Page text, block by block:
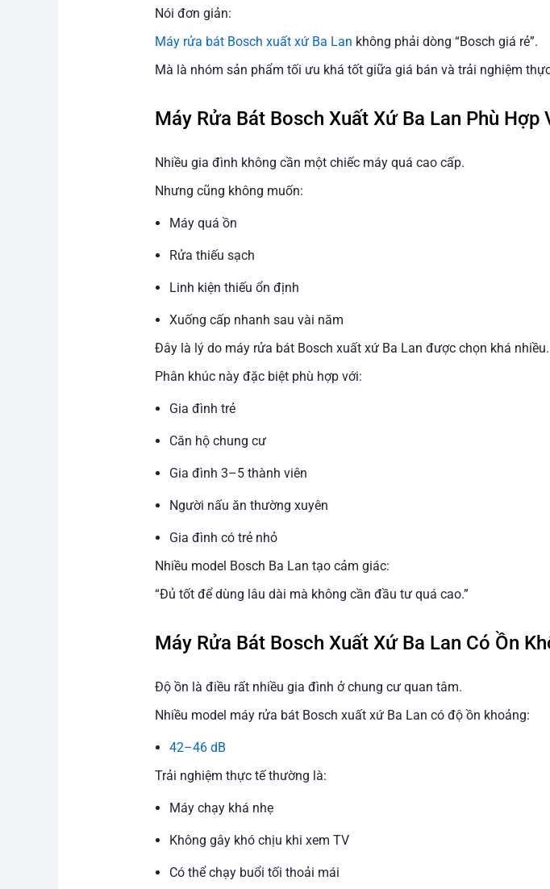
Nói đơn giản:
Máy rửa bát Bosch xuất xứ Ba Lan không phải dòng “Bosch giá rẻ”.
Mà là nhóm sản phẩm tối ưu khá tốt giữa giá bán và trải nghiệm
Máy Rửa Bát Bosch Xuất Xứ Ba Lan Phù Hợp
Nhiều gia đình không cần một chiếc máy quá cao cấp.
Nhưng cũng không muốn:
Máy quá ồn
Rửa thiếu sạch
Linh kiện thiếu ổn định
Xuống cấp nhanh sau vài năm
Đây là lý do máy rửa bát Bosch xuất xứ Ba Lan được chọn khá nhiều.
Phân khúc này đặc biệt phù hợp với:
Gia đình trẻ
Căn hộ chung cư
Gia đình 3–5 thành viên
Người nấu ăn thường xuyên
Gia đình có trẻ nhỏ
Nhiều model Bosch Ba Lan tạo cảm giác:
“Đủ tốt để dùng lâu dài mà không cần đầu tư quá cao.”
Máy Rửa Bát Bosch Xuất Xứ Ba Lan Có Ồn
Độ ồn là điều rất nhiều gia đình ở chung cư quan tâm.
Nhiều model máy rửa bát Bosch xuất xứ Ba Lan có độ ồn khoảng:
42–46 dB
Trải nghiệm thực tế thường là:
Máy chạy khá nhẹ
Không gây khó chịu khi xem TV
Có thể chạy buổi tối thoải mái